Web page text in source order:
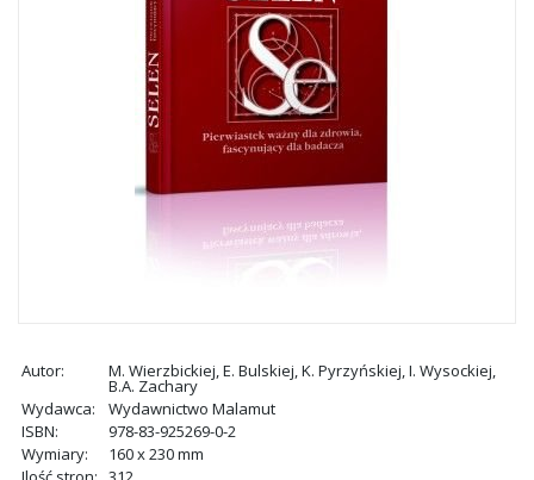
Autor: M. Wierzbickiej, E. Bulskiej, K. Pyrzyńskiej, I. Wysockiej,
B.A. Zachary
Wydawca:
Wydawnictwo Malamut
ISBN:
978-83-925269-0-2
Wymiary:
160 x 230 mm